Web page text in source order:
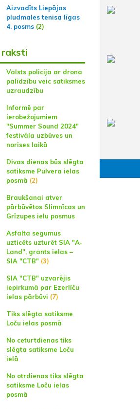
Aizvadīts Liepājas
pludmales tenisa līgas
4. posms(2)
Valsts policija ar drona
palīdzību veic satiksmes
uzraudzību
Informē par
ierobežojumiem
"Summer Sound 2024"
festivāla uzbūves un
norises laikā
Divas dienas būs slēgta
satiksme Pulvera ielas
posmā (2)
Braukšanai atver
pārbūvētos Slimnīcas un
Grīzupes ielu posmus
Asfalta segumus
uzticēts uzturēt SIA "A-
Land", grants ielas –
SIA "CTB"(3)
SIA "CTB" uzvarējis
iepirkumā par Ezerlīču
ielas pārbūvi (7)
Tiks slēgta satiksme
Loču ielas posmā
No ceturtdienas tiks
slēgta satiksme Loču
ielā
No otrdienas tiks slēgta
satiksme Loču ielas
posmā